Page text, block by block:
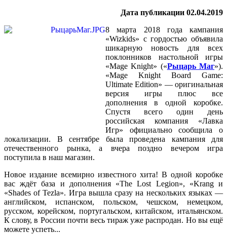
Дата публикации 02.04.2019
8 марта 2018 года кампания
«Wizkids» с гордостью объявила
шикарную новость для всех
поклонников настольной игры
«Mage Knight» («Рыцарь Маг»).
«Mage Knight Board Game:
Ultimate Edition» — оригинальная
версия игры плюс все
дополнения в одной коробке.
Спустя всего один день
российская компания «Лавка
Игр» официально сообщила о
локализации. В сентябре была проведена кампания для
отечественного рынка, а вчера поздно вечером игра
поступила в наш магазин.
Новое издание всемирно известного хита! В одной коробке
вас ждёт база и дополнения «The Lost Legion», «Krang и
«Shades of Tezla». Игра вышла сразу на нескольких языках —
английском, испанском, польском, чешском, немецком,
русском, корейском, португальском, китайском, итальянском.
К слову, в России почти весь тираж уже распродан. Но вы ещё
можете успеть...